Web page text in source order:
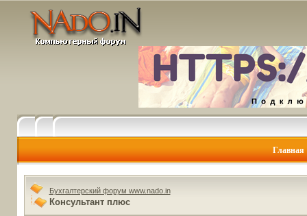
Главная
Бухгалтерский форум www.nado.in
Консультант плюс